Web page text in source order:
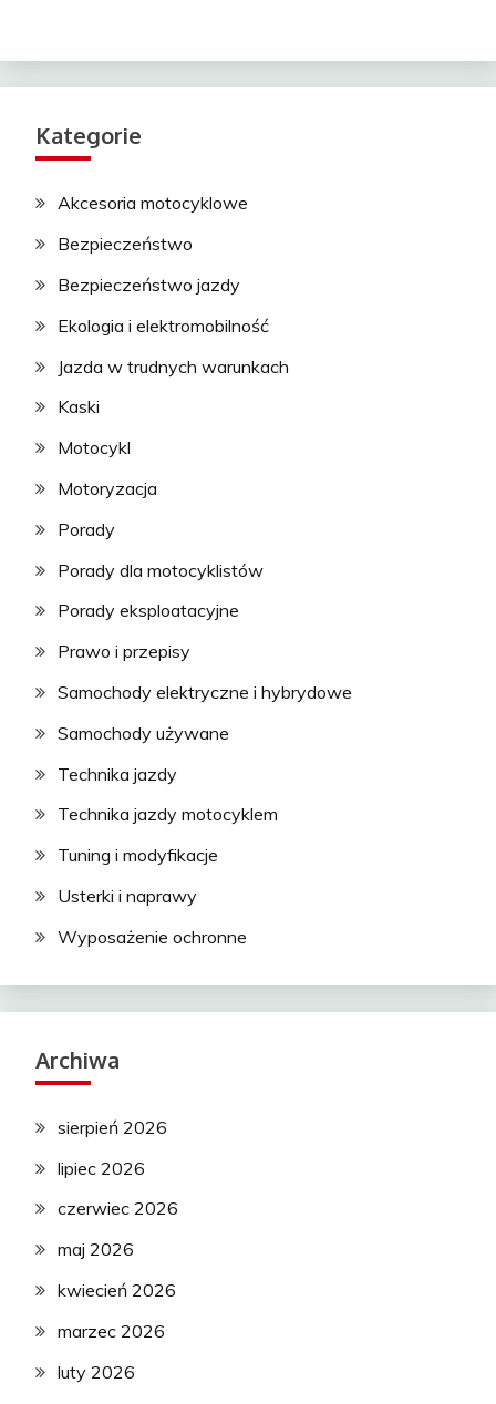
Kategorie
Akcesoria motocyklowe
Bezpieczeństwo
Bezpieczeństwo jazdy
Ekologia i elektromobilność
Jazda w trudnych warunkach
Kaski
Motocykl
Motoryzacja
Porady
Porady dla motocyklistów
Porady eksploatacyjne
Prawo i przepisy
Samochody elektryczne i hybrydowe
Samochody używane
Technika jazdy
Technika jazdy motocyklem
Tuning i modyfikacje
Usterki i naprawy
Wyposażenie ochronne
Archiwa
sierpień 2026
lipiec 2026
czerwiec 2026
maj 2026
kwiecień 2026
marzec 2026
luty 2026